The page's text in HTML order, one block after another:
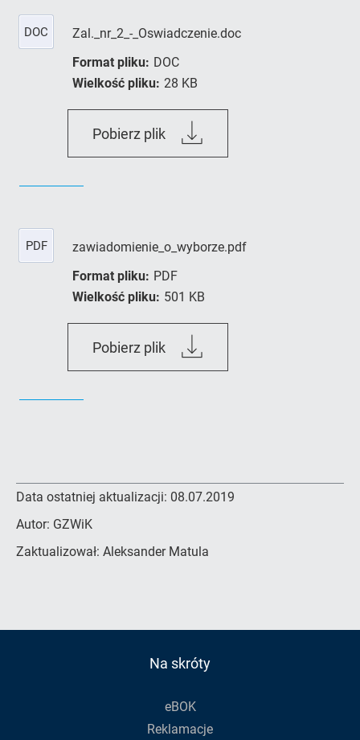
DOC
Zal._nr_2_-_Oswiadczenie.doc
Format pliku: DOC
Wielkość pliku: 28 KB
Pobierz plik Zal._nr_2_-
_Oswiadczenie.doc
PDF
zawiadomienie_o_wyborze.pdf
Format pliku: PDF
Wielkość pliku: 501 KB
Pobierz plik
Data ostatniej aktualizacji: 08.07.2019
Autor: GZWiK
Zaktualizował: Aleksander Matula
Na skróty
eBOK
Reklamacje